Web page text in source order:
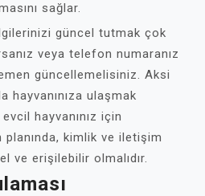
sağlar.
güncel tutmak çok
veya telefon numaranız
güncellemelisiniz. Aksi
hayvanınıza ulaşmak
hayvanınız için
planında, kimlik ve iletişim
ve erişilebilir olmalıdır.